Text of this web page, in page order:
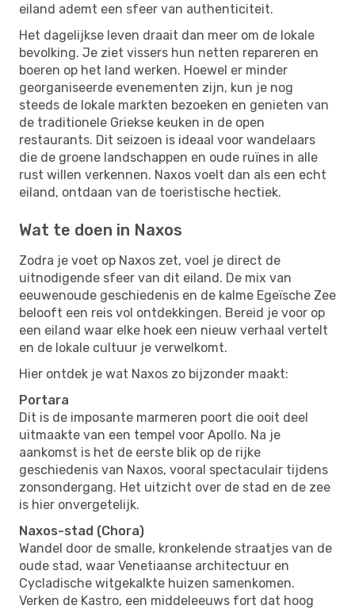
eiland ademt een sfeer van authenticiteit.
Het dagelijkse leven draait dan meer om de lokale
bevolking. Je ziet vissers hun netten repareren en
boeren op het land werken. Hoewel er minder
georganiseerde evenementen zijn, kun je nog
steeds de lokale markten bezoeken en genieten van
de traditionele Griekse keuken in de open
restaurants. Dit seizoen is ideaal voor wandelaars
die de groene landschappen en oude ruïnes in alle
rust willen verkennen. Naxos voelt dan als een echt
eiland, ontdaan van de toeristische hectiek.
Wat te doen in Naxos
Zodra je voet op Naxos zet, voel je direct de
uitnodigende sfeer van dit eiland. De mix van
eeuwenoude geschiedenis en de kalme Egeïsche Zee
belooft een reis vol ontdekkingen. Bereid je voor op
een eiland waar elke hoek een nieuw verhaal vertelt
en de lokale cultuur je verwelkomt.
Hier ontdek je wat Naxos zo bijzonder maakt:
Portara
Dit is de imposante marmeren poort die ooit deel
uitmaakte van een tempel voor Apollo. Na je
aankomst is het de eerste blik op de rijke
geschiedenis van Naxos, vooral spectaculair tijdens
zonsondergang. Het uitzicht over de stad en de zee
is hier onvergetelijk.
Naxos-stad (Chora)
Wandel door de smalle, kronkelende straatjes van de
oude stad, waar Venetiaanse architectuur en
Cycladische witgekalkte huizen samenkomen.
Verken de Kastro, een middeleeuws fort dat hoog